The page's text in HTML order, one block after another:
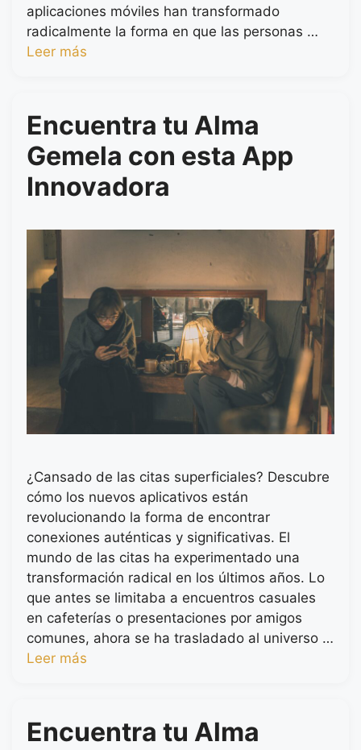
aplicaciones móviles han transformado
radicalmente la forma en que las personas …
Leer más
Encuentra tu Alma
Gemela con esta App
Innovadora
¿Cansado de las citas superficiales? Descubre
cómo los nuevos aplicativos están
revolucionando la forma de encontrar
conexiones auténticas y significativas. El
mundo de las citas ha experimentado una
transformación radical en los últimos años. Lo
que antes se limitaba a encuentros casuales
en cafeterías o presentaciones por amigos
comunes, ahora se ha trasladado al universo …
Leer más
Encuentra tu Alma